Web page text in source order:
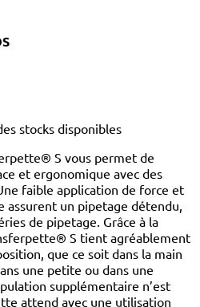
stocks disponibles
S vous permet de
et ergonomique avec des
faible application de force et
assurent un pipetage détendu,
de pipetage. Grâce à la
S tient agréablement
que ce soit dans la main
une petite ou dans une
supplémentaire n’est
attend avec une utilisation